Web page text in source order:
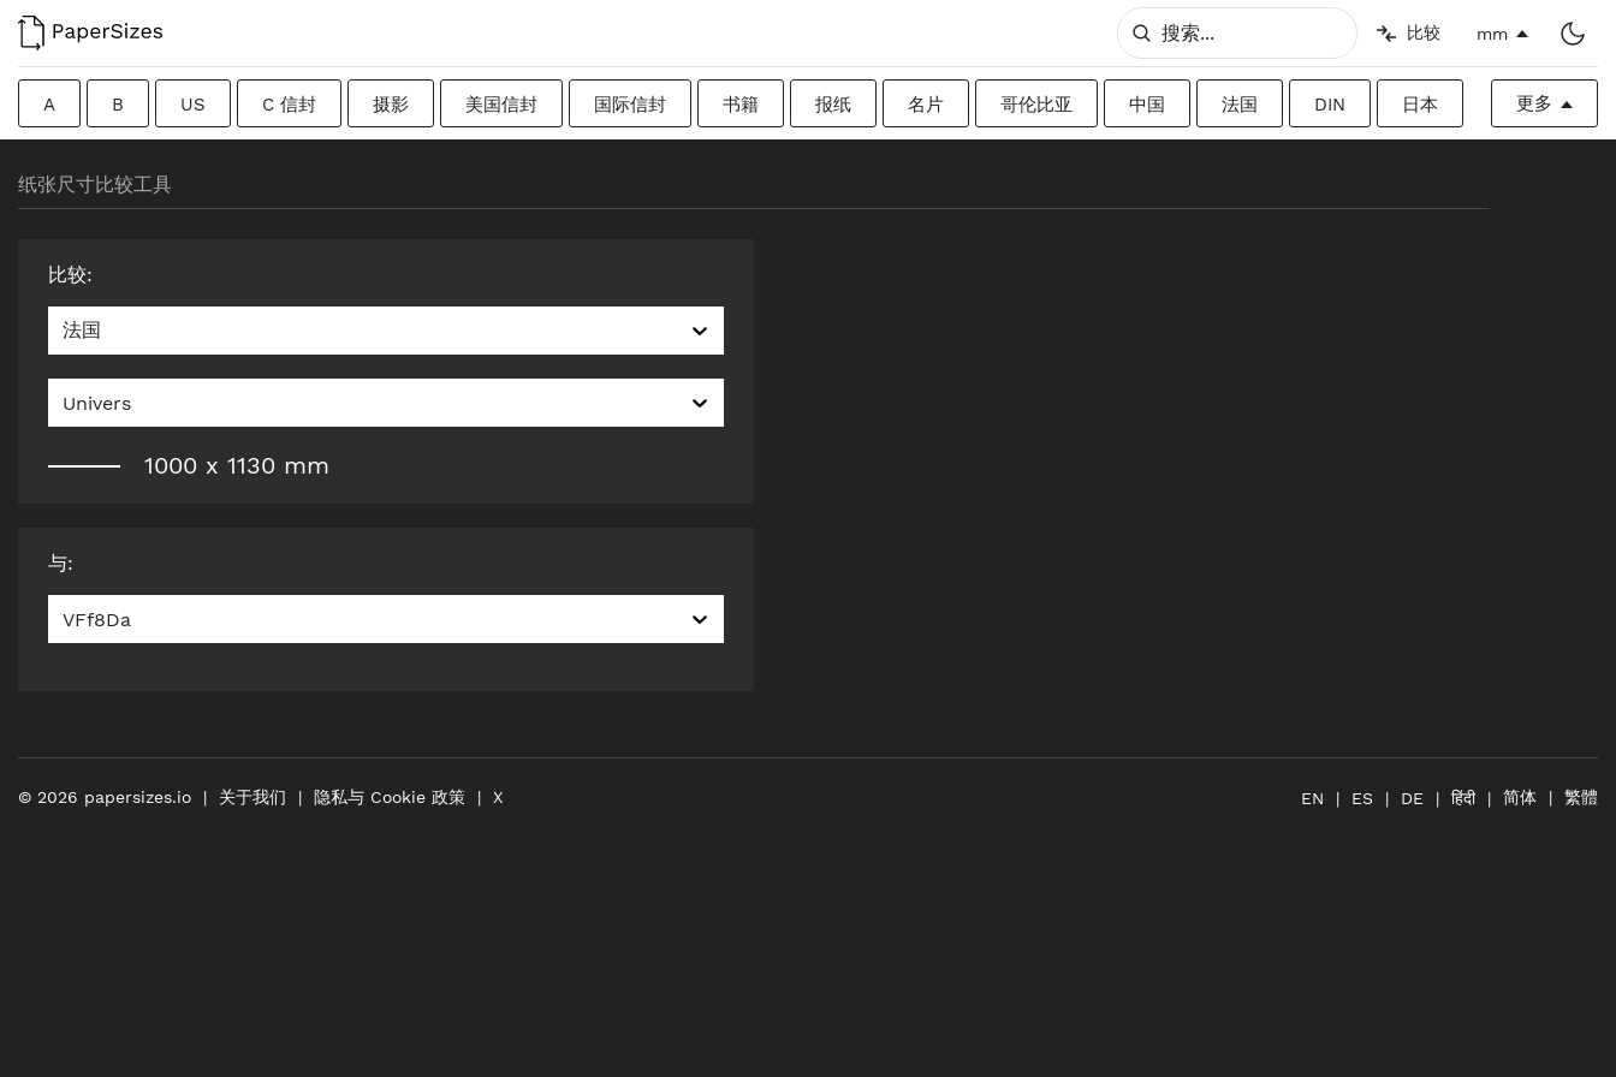
比较 mm
A B US C 信封 摄影 美国信封 国际信封 书籍 报纸 名片 哥伦比亚 中国 法国 DIN 日本 更多
纸张尺寸比较工具
比较:
法国
Univers
1000 x 1130 mm
与:
VFf8Da
© 2026 papersizes.io 关于我们 隐私与 Cookie 政策 X EN ES DE हिंदी 简体 繁體